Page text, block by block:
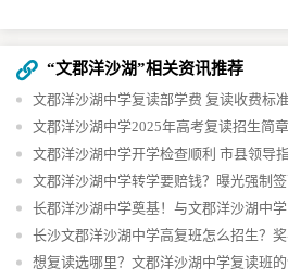
“文郡洋沙湖”相关资讯推荐
文郡洋沙湖中学复读部学费 复读收费标准
文郡洋沙湖中学2025年高考复读招生简
文郡洋沙湖中学开学检查顺利 市县领导
文郡洋沙湖中学转学要赔钱？曝光强制
长郡洋沙湖中学奠基！与文郡洋沙湖中
长沙文郡洋沙湖中学高复班怎么招生？
想复读选哪里？文郡洋沙湖中学复读班